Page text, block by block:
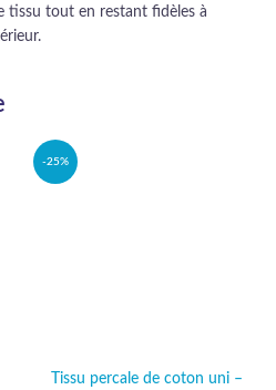
tissu tout en restant fidèles à
-25%
Tissu percale de coton uni –